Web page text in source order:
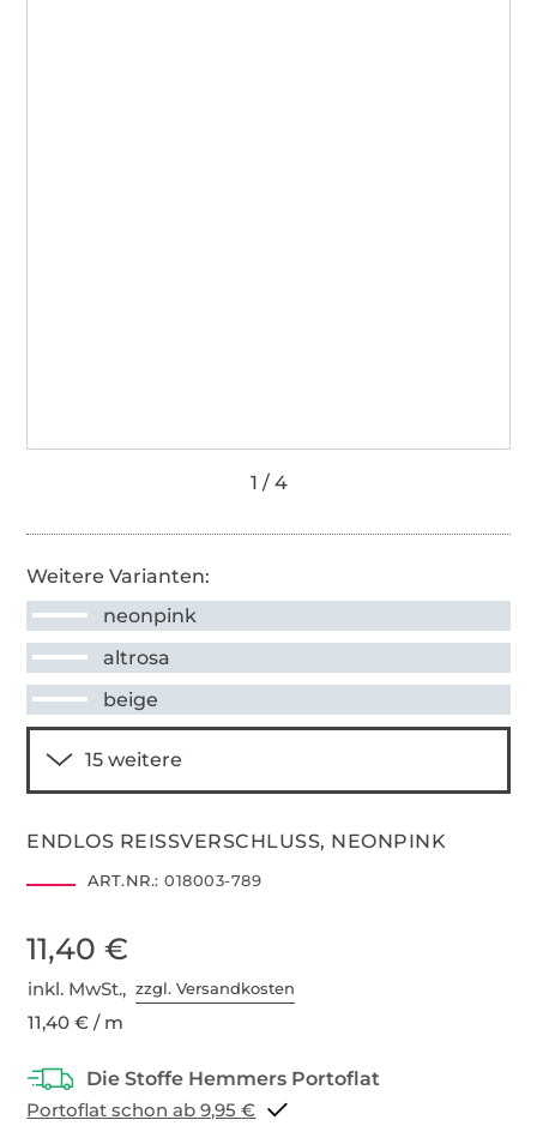
Weitere Varianten:
neonpink
altrosa
beige
ENDLOS REISSVERSCHLUSS, NEONPINK
ART.NR.: 018003-789
11,40 €
inkl. MwSt.,zzgl. Versandkosten
11,40 € / m
Portoflat schon ab 9,95 €